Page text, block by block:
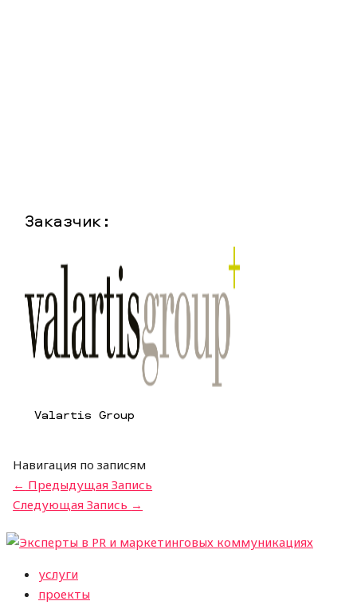
Заказчик:
Valartis Group
Навигация по записям
← Предыдущая Запись
Следующая Запись →
услуги
проекты